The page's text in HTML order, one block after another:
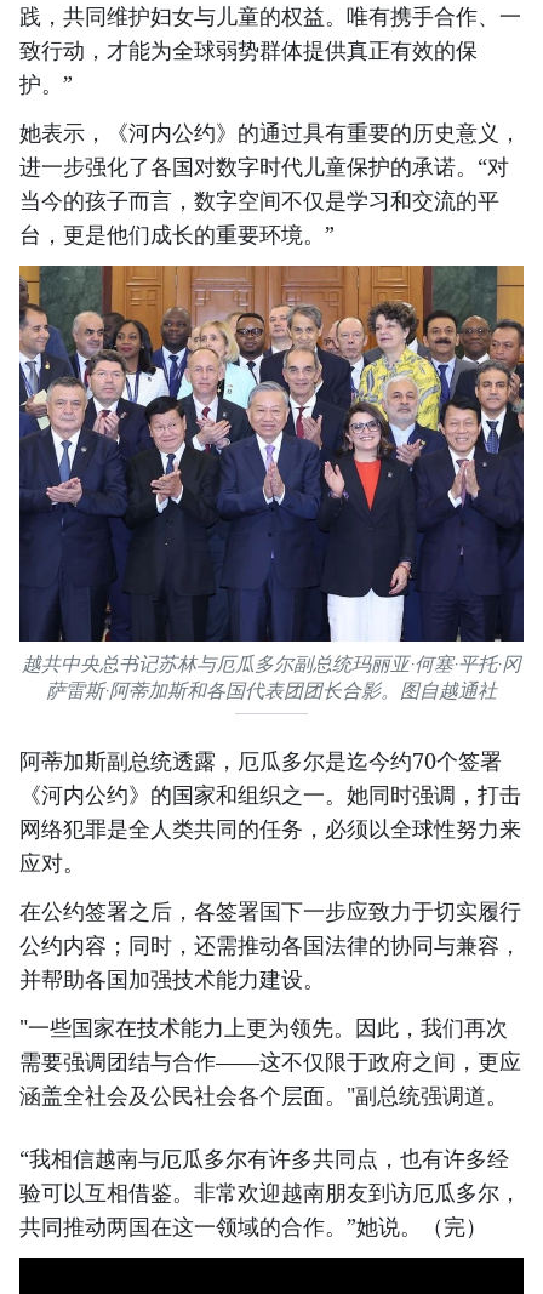
践，共同维护妇女与儿童的权益。唯有携手合作、一
致行动，才能为全球弱势群体提供真正有效的保
护。”
她表示，《河内公约》的通过具有重要的历史意义，
进一步强化了各国对数字时代儿童保护的承诺。“对
当今的孩子而言，数字空间不仅是学习和交流的平
台，更是他们成长的重要环境。”
越共中央总书记苏林与厄瓜多尔副总统玛丽亚·何塞·平托·冈
萨雷斯·阿蒂加斯和各国代表团团长合影。图自越通社
阿蒂加斯副总统透露，厄瓜多尔是迄今约70个签署
《河内公约》的国家和组织之一。她同时强调，打击
网络犯罪是全人类共同的任务，必须以全球性努力来
应对。
在公约签署之后，各签署国下一步应致力于切实履行
公约内容；同时，还需推动各国法律的协同与兼容，
并帮助各国加强技术能力建设。
"一些国家在技术能力上更为领先。因此，我们再次
需要强调团结与合作——这不仅限于政府之间，更应
涵盖全社会及公民社会各个层面。"副总统强调道。
“我相信越南与厄瓜多尔有许多共同点，也有许多经
验可以互相借鉴。非常欢迎越南朋友到访厄瓜多尔，
共同推动两国在这一领域的合作。”她说。（完）